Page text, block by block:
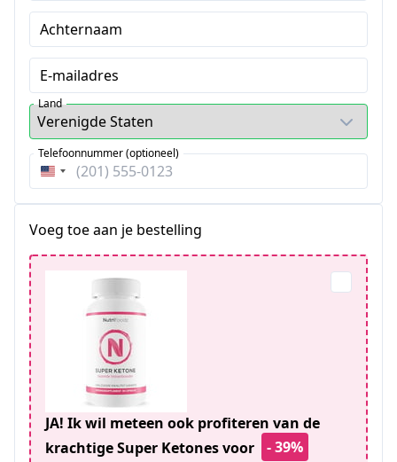
Achternaam
E-mailadres
Land
Verenigde
Telefoonnummer (optioneel)
Voeg toe aan je bestelling
JA! Ik wil meteen ook profiteren van de
krachtige Super Ketones voor
- 39%